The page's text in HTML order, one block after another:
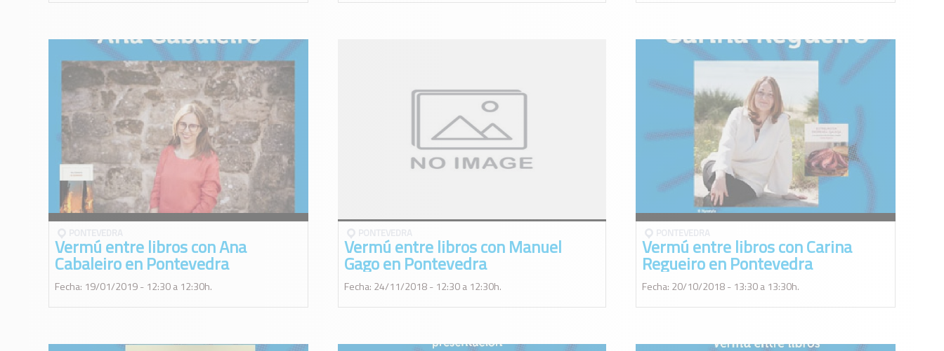
Vermú entre libros con Ana
Cabaleiro en Pontevedra
Fecha: 19/01/2019 - 12:30 a 12:30h.
PONTEVEDRA
Vermú entre libros con Manuel
Gago en Pontevedra
Fecha: 24/11/2018 - 12:30 a 12:30h.
PONTEVEDRA
Vermú entre libros con Carina
Regueiro en Pontevedra
Fecha: 20/10/2018 - 13:30 a 13:30h.